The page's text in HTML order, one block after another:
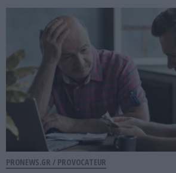
PRONEWS.GR / PROVOCATEUR